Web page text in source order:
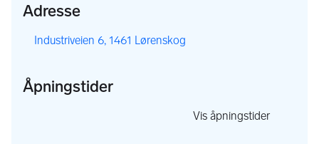
Adresse
Industriveien 6, 1461 Lørenskog
Åpningstider
Vis åpningstider